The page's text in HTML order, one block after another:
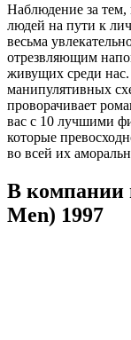
Наблюдение за тем,
людей на пути к
весьма
отрезвляющим
живущих среди
манипулятивных
проворачивает
вас с 10 лучшими
которые
во всей их
В компании
Men) 1997